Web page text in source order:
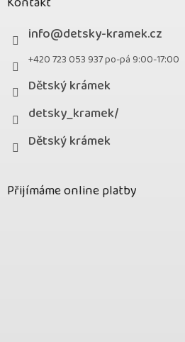
info@detsky-kramek.cz
+420 723 053 937 po-pá 9:00-17:00
Dětský krámek
detsky_kramek/
Dětský krámek
Přijímáme online platby